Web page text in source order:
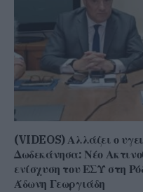
(VIDEOS) Αλλάζει ο
Δωδεκάνησα: Νέο
ενίσχυση του ΕΣΥ στη
Άδωνη Γεωργιάδη